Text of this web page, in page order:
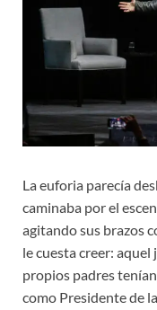
La euforia parecía
caminaba por el
agitando sus brazos
le cuesta creer:
propios padres
como Presidente de